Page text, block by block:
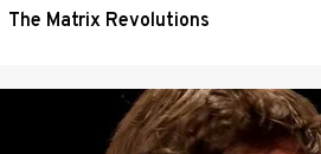
The Matrix Revolutions